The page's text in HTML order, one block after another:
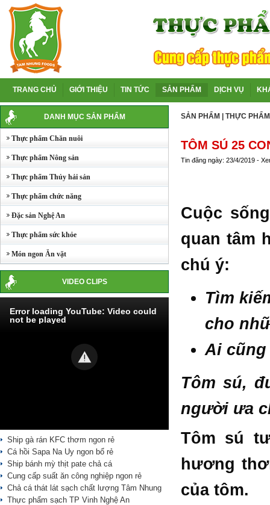
TRANG CHỦ GIỚI THIỆU TIN TỨC SẢN PHẨM DỊCH VỤ
DANH MỤC SẢN PHẨM
Thực phẩm Chăn nuôi
Thực phẩm Nông sản
Thực phẩm Thủy hải sản
Thực phẩm chức năng
Đặc sản Nghệ An
Thực phẩm sức khỏe
Món ngon Ăn vặt
VIDEO CLIPS
Error loading YouTube: Video could
not be played
Ship gà rán KFC thơm ngon rẻ
Cá hồi Sapa Na Uy ngon bổ rẻ
Ship bánh mỳ thịt pate chả cá
Cung cấp suất ăn công nghiệp ngon rẻ
Chả cá thát lát sạch chất lượng Tâm Nhung
Thực phẩm sạch TP Vinh Nghệ An
SẢN PHẨM THỰC
TÔM SÚ 25
Tin đăng ngày: 23/4/2019 -
Cuộc
quan tâm
chú ý:
Tìm
cho
Ai cũng
Tôm sú,
người ưa
Tôm sú
hương
của tôm.